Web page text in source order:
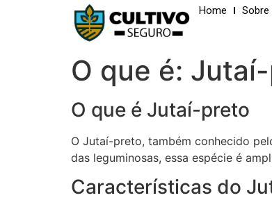
Home Sobre
O que é:
O que é Jutaí-preto
O Jutaí-preto, também conhecido
das leguminosas, essa espécie é
Características do